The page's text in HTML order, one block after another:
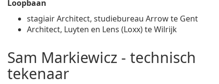
Loopbaan
stagiair Architect, studiebureau Arrow te Gent
Architect, Luyten en Lens (Loxx) te Wilrijk
Sam Markiewicz - technisch
tekenaar